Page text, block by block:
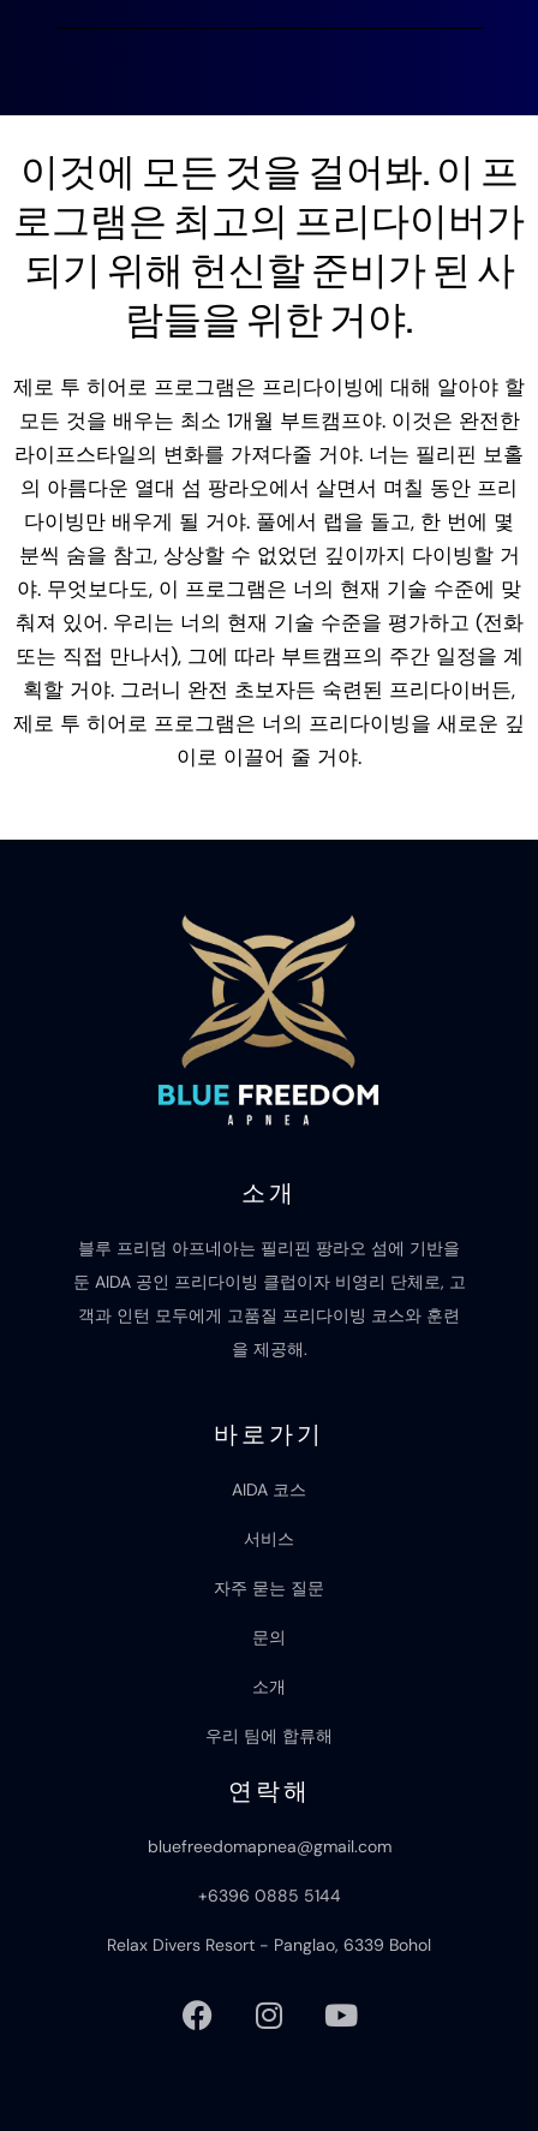
이것에 모든 것을 걸어봐. 이 프
로그램은 최고의 프리다이버가
되기 위해 헌신할 준비가 된 사
람들을 위한 거야.
제로 투 히어로 프로그램은 프리다이빙에 대해 알아야 할
모든 것을 배우는 최소 1개월 부트캠프야. 이것은 완전한
라이프스타일의 변화를 가져다줄 거야. 너는 필리핀 보홀
의 아름다운 열대 섬 팡라오에서 살면서 며칠 동안 프리
다이빙만 배우게 될 거야. 풀에서 랩을 돌고, 한 번에 몇
분씩 숨을 참고, 상상할 수 없었던 깊이까지 다이빙할 거
야. 무엇보다도, 이 프로그램은 너의 현재 기술 수준에 맞
춰져 있어. 우리는 너의 현재 기술 수준을 평가하고 (전화
또는 직접 만나서), 그에 따라 부트캠프의 주간 일정을 계
획할 거야. 그러니 완전 초보자든 숙련된 프리다이버든,
제로 투 히어로 프로그램은 너의 프리다이빙을 새로운 깊
이로 이끌어 줄 거야.
소개
블루 프리덤 아프네아는 필리핀 팡라오 섬에 기반을
둔 AIDA 공인 프리다이빙 클럽이자 비영리 단체로, 고
객과 인턴 모두에게 고품질 프리다이빙 코스와 훈련
을 제공해.
바로가기
AIDA 코스
서비스
자주 묻는 질문
문의
소개
우리 팀에 합류해
연락해
bluefreedomapnea@gmail.com
+6396 0885 5144
Relax Divers Resort - Panglao, 6339 Bohol
F
a
I
n
Y
o